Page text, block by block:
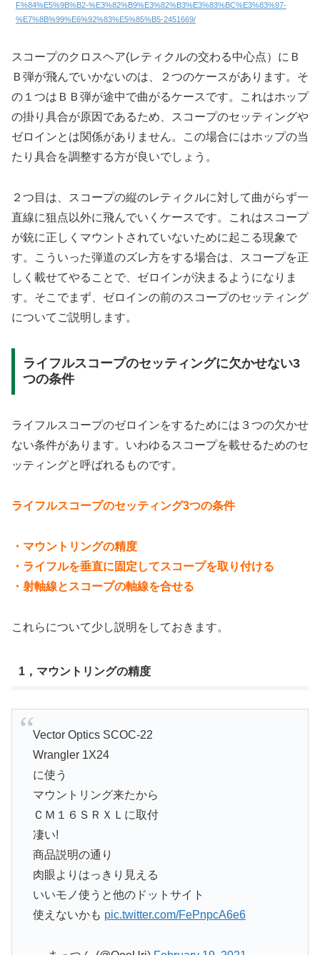
F%84%E5%9B%B2-%E3%82%B9%E3%82%B3%E3%83%BC%E3%83%97-
%E7%8B%99%E6%92%83%E5%85%B5-2451669/
スコープのクロスヘア(レティクルの交わる中心点）にＢ
Ｂ弾が飛んでいかないのは、２つのケースがあります。そ
の１つはＢＢ弾が途中で曲がるケースです。これはホップ
の掛り具合が原因であるため、スコープのセッティングや
ゼロインとは関係がありません。この場合にはホップの当
たり具合を調整する方が良いでしょう。
２つ目は、スコープの縦のレティクルに対して曲がらず一
直線に狙点以外に飛んでいくケースです。これはスコープ
が銃に正しくマウントされていないために起こる現象で
す。こういった弾道のズレ方をする場合は、スコープを正
しく載せてやることで、ゼロインが決まるようになりま
す。そこでまず、ゼロインの前のスコープのセッティング
についてご説明します。
ライフルスコープのセッティングに欠かせない3
つの条件
ライフルスコープのゼロインをするためには３つの欠かせ
ない条件があります。いわゆるスコープを載せるためのセ
ッティングと呼ばれるものです。
ライフルスコープのセッティング3つの条件
・マウントリングの精度
・ライフルを垂直に固定してスコープを取り付ける
・射軸線とスコープの軸線を合せる
これらについて少し説明をしておきます。
1，マウントリングの精度
Vector Optics SCOC-22
Wrangler 1X24
に使う
マウントリング来たから
ＣＭ１６ＳＲＸＬに取付
凄い!
商品説明の通り
肉眼よりはっきり見える
いいモノ使うと他のドットサイト
使えないかも pic.twitter.com/FePnpcA6e6